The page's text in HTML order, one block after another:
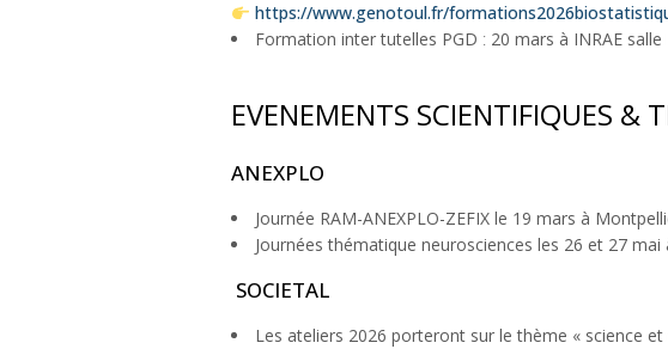
https://www.genotoul.fr/
Formation inter tutelles PGD : 20 mars à INRAE
EVENEMENTS SCIENTIFIQUES &
ANEXPLO
Journée RAM-ANEXPLO-ZEFIX le 19 mars à
Journées thématique neurosciences les 26 et 27 mai
SOCIETAL
Les ateliers 2026 porteront sur le thème « science et